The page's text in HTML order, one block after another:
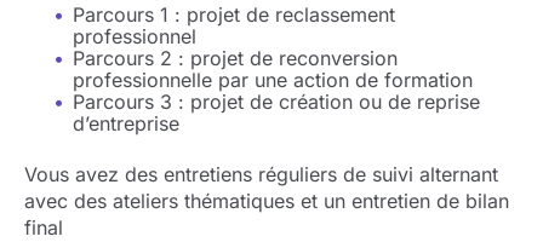
Parcours 1 : projet de reclassement
professionnel
Parcours 2 : projet de reconversion
professionnelle par une action de formation
Parcours 3 : projet de création ou de reprise
d’entreprise
Vous avez des entretiens réguliers de suivi alternant
avec des ateliers thématiques et un entretien de bilan
final